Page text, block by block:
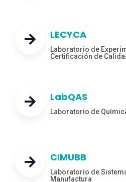
LECYCA
Laboratorio de
Certificación de
LabQAS
Laboratorio de
CIMUBB
Laboratorio de
Manufactura